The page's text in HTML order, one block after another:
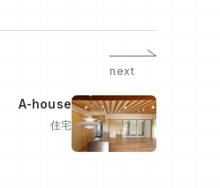
next
A-house
住宅